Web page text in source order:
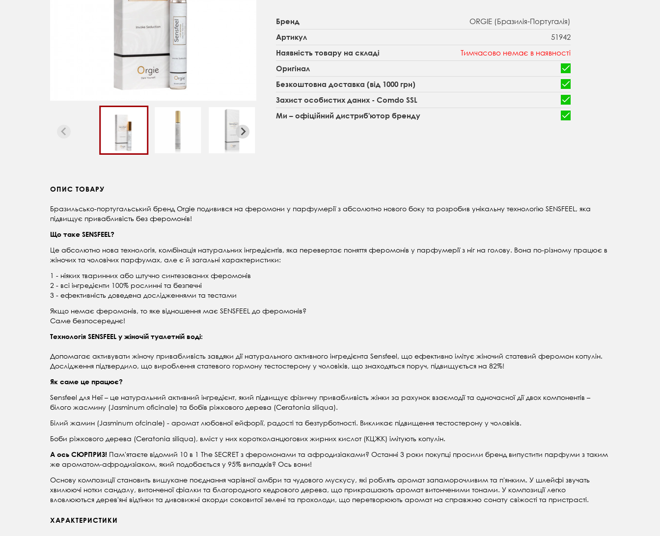
Бренд ORGIE (Бразилія-Португалія)
Артикул 51942
Наявність товару на складі Тимчасово немає в наявності
Оригінал
Безкоштовна доставка (від 1000 грн)
Захист особистих даних - Comdo SSL
Ми – офіційний дистриб'ютор бренду
ОПИС ТОВАРУ
Бразильсько-португальський бренд Orgie подивився на феромони у парфумерії з абсолютно нового боку та розробив унікальну технологію SENSFEEL, яка
підвищує привабливість без феромонів!
Що таке SENSFEEL?
Це абсолютно нова технологія, комбінація натуральних інгредієнтів, яка перевертає поняття феромонів у парфумерії з ніг на голову. Вона по-різному працює в
жіночих та чоловічих парфумах, але є й загальні характеристики:
1 - ніяких тваринних або штучно синтезованих феромонів
2 - всі інгредієнти 100% рослинні та безпечні
3 - ефективність доведена дослідженнями та тестами
Якщо немає феромонів, то яке відношення має SENSFEEL до феромонів?
Саме безпосереднє!
Технологія SENSFEEL у жіночій туалетній воді:
Допомагає активувати жіночу привабливість завдяки дії натурального активного інгредієнта Sensfeel, що ефективно імітує жіночий статевий феромон копулін.
Дослідження підтвердило, що вироблення статевого гормону тестостерону у чоловіків, що знаходяться поруч, підвищується на 82%!
Як саме це працює?
Sensfeel для Неї – це натуральний активний інгредієнт, який підвищує фізичну привабливість жінки за рахунок взаємодії та одночасної дії двох компонентів –
білого жасмину (Jasminum oficinale) та бобів ріжкового дерева (Ceratonia siliqua).
Білий жамин (Jasminum ofcinale) - аромат любовної ейфорії, радості та безтурботності. Викликає підвищення тестостерону у чоловіків.
Боби ріжкового дерева (Ceratonia siliqua), вміст у них коротколанцюгових жирних кислот (КЦЖК) імітують копулін.
А ось СЮРПРИЗ! Пам'ятаєте відомий 10 в 1 The SECRET з феромонами та афродизіаками? Останні 3 роки покупці просили бренд випустити парфуми з таким
же ароматом-афродизіаком, який подобається у 95% випадків? Ось вони!
Основу композиції становить вишукане поєднання чарівної амбри та чудового мускусу, які роблять аромат запаморочливим та п'янким. У шлейфі звучать
хвилюючі нотки сандалу, витонченої фіалки та благородного кедрового дерева, що прикрашають аромат витонченими тонами. У композиції легко
вловлюються дерев'яні відтінки та дивовижні акорди соковитої зелені та прохолоди, що перетворюють аромат на справжню сонату свіжості та пристрасті.
ХАРАКТЕРИСТИКИ